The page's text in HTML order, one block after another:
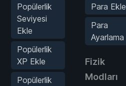
Popülerlik
Seviyesi
Ekle
Popülerlik
XP Ekle
Popülerlik
Para Ekle
Para
Ayarlama
Fizik
Modları